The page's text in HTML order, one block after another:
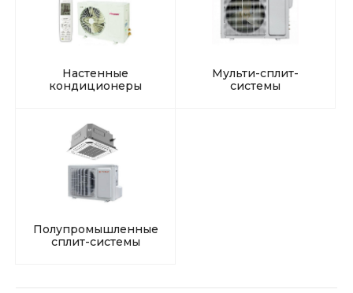
Настенные
кондиционеры
Мульти-сплит-
системы
Полупромышленные
сплит-системы